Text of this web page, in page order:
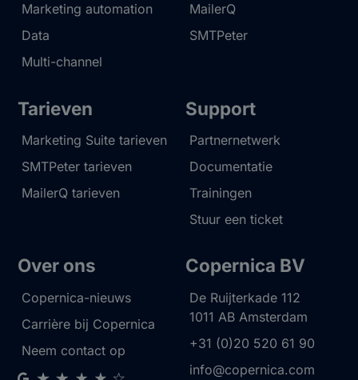
Marketing automation
Data
Multi-channel
MailerQ
SMTPeter
Tarieven
Marketing Suite tarieven
SMTPeter tarieven
MailerQ tarieven
Support
Partnernetwerk
Documentatie
Trainingen
Stuur een ticket
Over ons
Copernica-nieuws
Carrière bij Copernica
Neem contact op
Copernica BV
De Ruijterkade 112
1011 AB Amsterdam
+31 (0)20 520 61 90
info@copernica.com